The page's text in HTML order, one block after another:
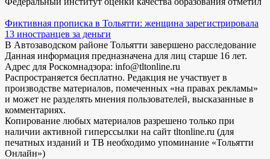
Фиктивная прописка в Тольятти: женщина зарегистрировала
13 иностранцев за деньги
В Автозаводском районе Тольятти завершено расследование
Данная информация предназначена для лиц старше 16 лет.
Адрес для Роскомнадзора: info@tltonline.ru
Распространяется бесплатно. Редакция не участвует в
производстве материалов, помеченных «на правах рекламы»
и может не разделять мнения пользователей, высказанные в
комментариях.
Копирование любых материалов разрешено только при
наличии активной гиперссылки на сайт tltonline.ru (для
печатных изданий и ТВ необходимо упоминание «Тольятти
Онлайн»)